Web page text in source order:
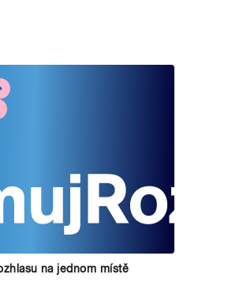
na jednom místě